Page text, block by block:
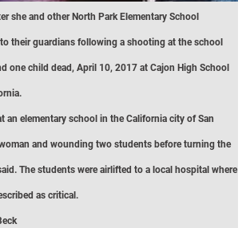
she and other North Park Elementary School
their guardians following a shooting at the school
one child dead, April 10, 2017 at Cajon High School
an elementary school in the California city of San
and wounding two students before turning the
The students were airlifted to a local hospital where
as critical.